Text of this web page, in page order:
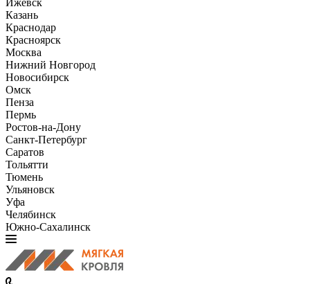
Ижевск
Казань
Краснодар
Красноярск
Москва
Нижний Новгород
Новосибирск
Омск
Пенза
Пермь
Ростов-на-Дону
Санкт-Петербург
Саратов
Тольятти
Тюмень
Ульяновск
Уфа
Челябинск
Южно-Сахалинск